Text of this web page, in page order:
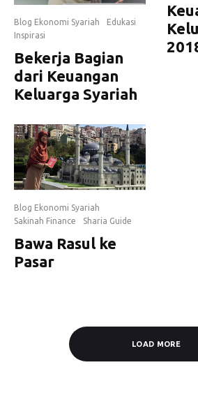
Blog Ekonomi Syariah
Edukasi
Inspirasi
Bekerja Bagian
dari Keuangan
Keluarga Syariah
Blog Ekonomi Syariah
Sakinah Finance
Sharia Guide
Bawa Rasul ke
Pasar
LOAD MORE